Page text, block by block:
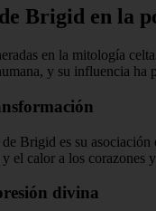
Brigid en la
en la mitología
y su influencia
de Brigid es su
el calor a los corazones
divina